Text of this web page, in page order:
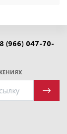
(966) 047-70-